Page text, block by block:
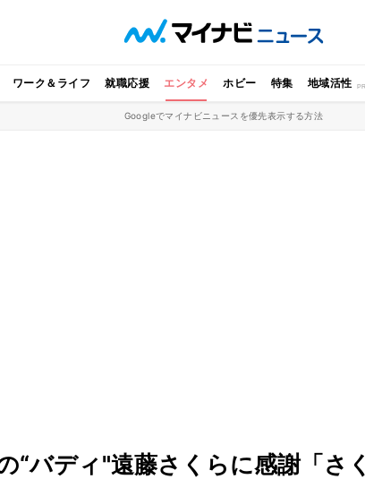
ワーク＆ライフ 就職応援 エンタメ ホビー 特集 地域活性
Googleでマイナビニュースを優先表示する方法
“バディ"遠藤さくらに感謝「さく